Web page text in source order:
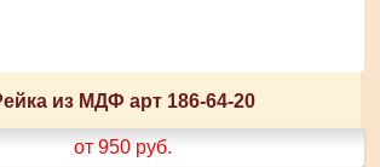
из МДФ арт 186-64-20
от 950 руб.